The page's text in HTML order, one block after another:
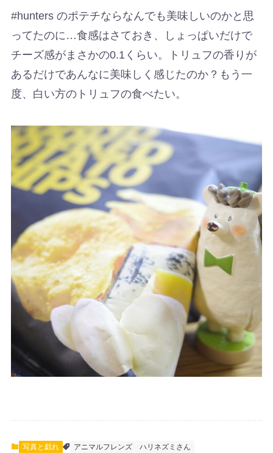
#hunters のポテチならなんでも美味しいのかと思
ってたのに…食感はさておき、しょっぱいだけで
チーズ感がまさかの0.1くらい。トリュフの香りが
あるだけであんなに美味しく感じたのか？もう一
度、白い方のトリュフの食べたい。
写真と戯れ アニマルフレンズ ハリネズミさん